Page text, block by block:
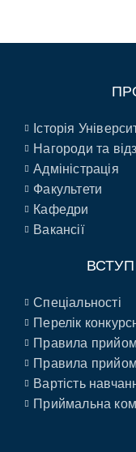
Історія
Нагороди та
Адміністрація
Факультети
Кафедри
Вакансії
Спеціальності
Перелік
Правила
Правила
Вартість
Приймальна